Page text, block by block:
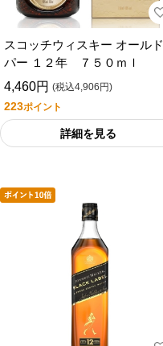
スコッチウィスキー オールド
パー １２年 ７５０ｍｌ
4,460円 (税込4,906円)
223ポイント
詳細を見る